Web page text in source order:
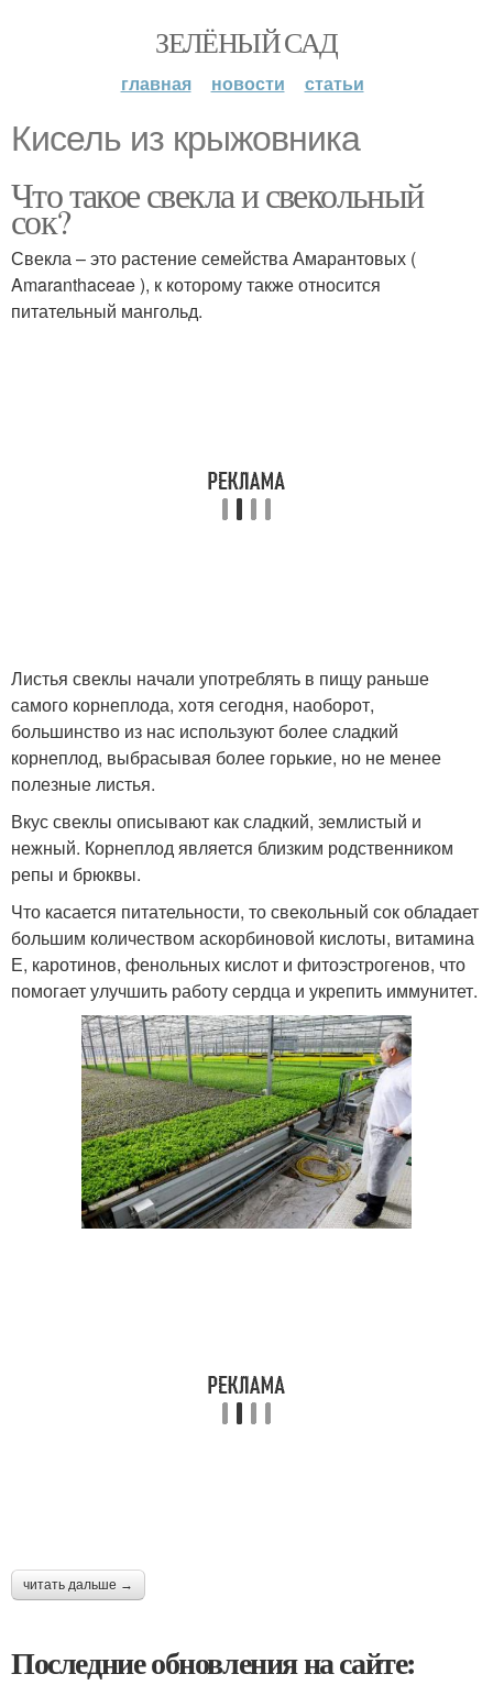
ЗЕЛЁНЫЙ САД
главная новости статьи
Кисель из крыжовника
Что такое свекла и свекольный
сок?
Свекла – это растение семейства Амарантовых (
Amaranthaceae ), к которому также относится
питательный мангольд.
Листья свеклы начали употреблять в пищу раньше
самого корнеплода, хотя сегодня, наоборот,
большинство из нас используют более сладкий
корнеплод, выбрасывая более горькие, но не менее
полезные листья.
Вкус свеклы описывают как сладкий, землистый и
нежный. Корнеплод является близким родственником
репы и брюквы.
Что касается питательности, то свекольный сок обладает
большим количеством аскорбиновой кислоты, витамина
Е, каротинов, фенольных кислот и фитоэстрогенов, что
помогает улучшить работу сердца и укрепить иммунитет.
читать дальше →
Последние обновления на сайте: